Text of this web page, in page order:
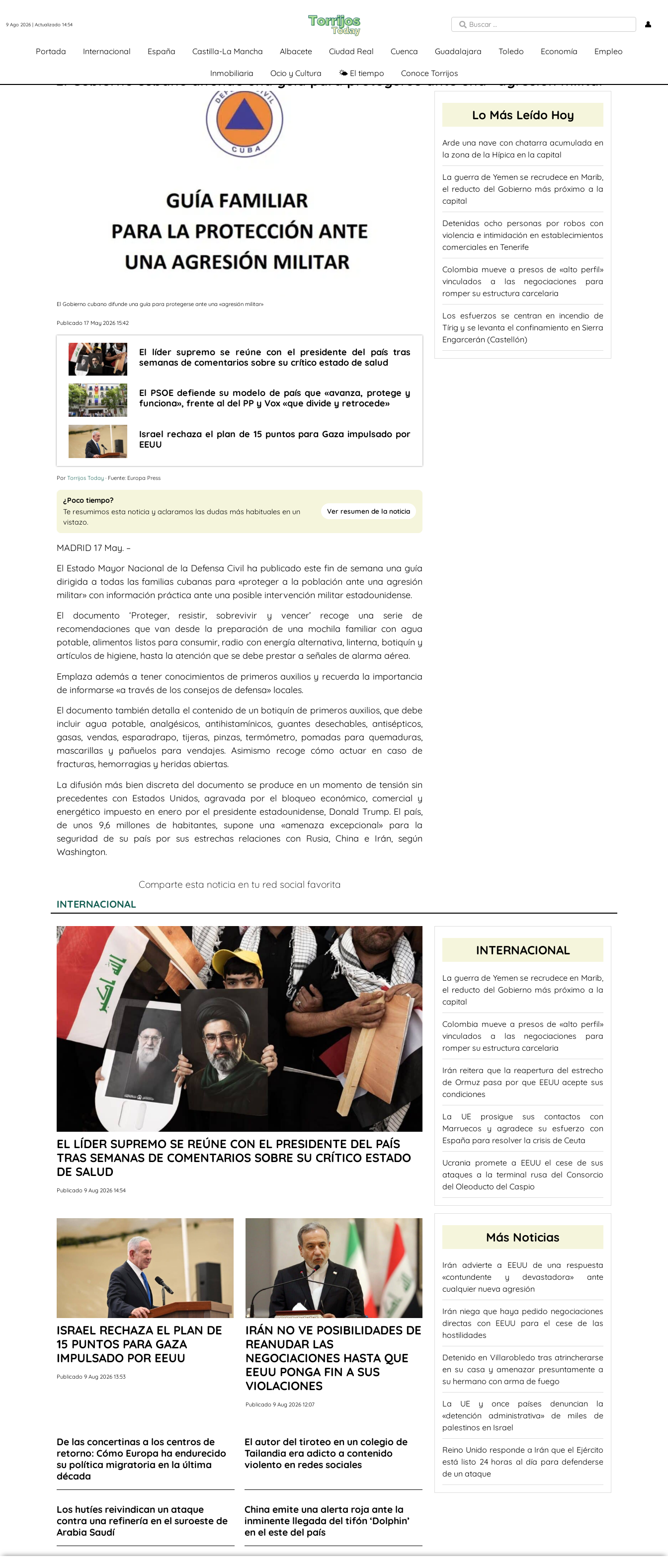
9 Ago 2026 | Actualizado 14:54 👤
Portada Internacional España Castilla-La Mancha Albacete Ciudad Real Cuenca Guadalajara Toledo Economía Empleo
Inmobiliaria Ocio y Cultura 🌤️ El tiempo Conoce Torrijos
El Gobierno cubano difunde una guía para protegerse ante una «agresión militar»
El Gobierno cubano difunde una guía para protegerse ante una «agresión militar»
Publicado 17 May 2026 15:42
El líder supremo se reúne con el presidente del país tras
semanas de comentarios sobre su crítico estado de salud
El PSOE defiende su modelo de país que «avanza, protege y
funciona», frente al del PP y Vox «que divide y retrocede»
Israel rechaza el plan de 15 puntos para Gaza impulsado por
EEUU
Por Torrijos Today · Fuente: Europa Press
¿Poco tiempo?
Te resumimos esta noticia y aclaramos las dudas más habituales en un
vistazo.
Ver resumen de la noticia
MADRID 17 May. –
El Estado Mayor Nacional de la Defensa Civil ha publicado este fin de semana una guía
dirigida a todas las familias cubanas para «proteger a la población ante una agresión
militar» con información práctica ante una posible intervención militar estadounidense.
El documento ‘Proteger, resistir, sobrevivir y vencer’ recoge una serie de
recomendaciones que van desde la preparación de una mochila familiar con agua
potable, alimentos listos para consumir, radio con energía alternativa, linterna, botiquín y
artículos de higiene, hasta la atención que se debe prestar a señales de alarma aérea.
Emplaza además a tener conocimientos de primeros auxilios y recuerda la importancia
de informarse «a través de los consejos de defensa» locales.
El documento también detalla el contenido de un botiquín de primeros auxilios, que debe
incluir agua potable, analgésicos, antihistamínicos, guantes desechables, antisépticos,
gasas, vendas, esparadrapo, tijeras, pinzas, termómetro, pomadas para quemaduras,
mascarillas y pañuelos para vendajes. Asimismo recoge cómo actuar en caso de
fracturas, hemorragias y heridas abiertas.
La difusión más bien discreta del documento se produce en un momento de tensión sin
precedentes con Estados Unidos, agravada por el bloqueo económico, comercial y
energético impuesto en enero por el presidente estadounidense, Donald Trump. El país,
de unos 9,6 millones de habitantes, supone una «amenaza excepcional» para la
seguridad de su país por sus estrechas relaciones con Rusia, China e Irán, según
Washington.
Comparte esta noticia en tu red social favorita
Lo Más Leído Hoy
Arde una nave con chatarra acumulada en
la zona de la Hípica en la capital
La guerra de Yemen se recrudece en Marib,
el reducto del Gobierno más próximo a la
capital
Detenidas ocho personas por robos con
violencia e intimidación en establecimientos
comerciales en Tenerife
Colombia mueve a presos de «alto perfil»
vinculados a las negociaciones para
romper su estructura carcelaria
Los esfuerzos se centran en incendio de
Tírig y se levanta el confinamiento en Sierra
Engarcerán (Castellón)
INTERNACIONAL
EL LÍDER SUPREMO SE REÚNE CON EL PRESIDENTE DEL PAÍS
TRAS SEMANAS DE COMENTARIOS SOBRE SU CRÍTICO ESTADO
DE SALUD
Publicado 9 Aug 2026 14:54
ISRAEL RECHAZA EL PLAN DE
15 PUNTOS PARA GAZA
IMPULSADO POR EEUU
Publicado 9 Aug 2026 13:53
IRÁN NO VE POSIBILIDADES DE
REANUDAR LAS
NEGOCIACIONES HASTA QUE
EEUU PONGA FIN A SUS
VIOLACIONES
Publicado 9 Aug 2026 12:07
De las concertinas a los centros de
retorno: Cómo Europa ha endurecido
su política migratoria en la última
década
El autor del tiroteo en un colegio de
Tailandia era adicto a contenido
violento en redes sociales
Los hutíes reivindican un ataque
contra una refinería en el suroeste de
Arabia Saudí
China emite una alerta roja ante la
inminente llegada del tifón ‘Dolphin’
en el este del país
INTERNACIONAL
La guerra de Yemen se recrudece en Marib,
el reducto del Gobierno más próximo a la
capital
Colombia mueve a presos de «alto perfil»
vinculados a las negociaciones para
romper su estructura carcelaria
Irán reitera que la reapertura del estrecho
de Ormuz pasa por que EEUU acepte sus
condiciones
La UE prosigue sus contactos con
Marruecos y agradece su esfuerzo con
España para resolver la crisis de Ceuta
Ucrania promete a EEUU el cese de sus
ataques a la terminal rusa del Consorcio
del Oleoducto del Caspio
Más Noticias
Irán advierte a EEUU de una respuesta
«contundente y devastadora» ante
cualquier nueva agresión
Irán niega que haya pedido negociaciones
directas con EEUU para el cese de las
hostilidades
Detenido en Villarobledo tras atrincherarse
en su casa y amenazar presuntamente a
su hermano con arma de fuego
La UE y once países denuncian la
«detención administrativa» de miles de
palestinos en Israel
Reino Unido responde a Irán que el Ejército
está listo 24 horas al día para defenderse
de un ataque